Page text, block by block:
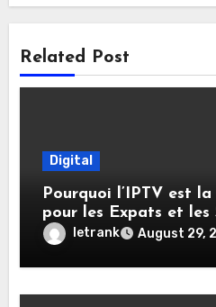
Related Post
Digital
Pourquoi l’IPTV est
pour les Expats et les
Internationaux
letrank August 29,